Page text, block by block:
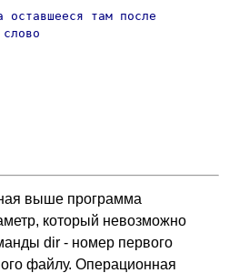
оставшееся там после
слово
выше программа
который невозможно
dir - номер первого
файлу. Операционная